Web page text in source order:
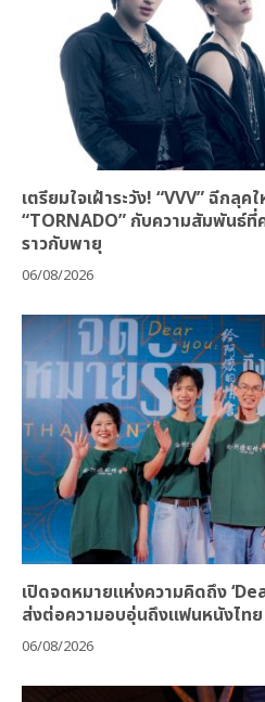
เตรียมใจเฝ้าระวัง! “VVV” ฉีกลุค
“TORNADO” กับความสัมพันธ์ที่
ราวกับพายุ
06/08/2026
เปิดจดหมายแห่งความคิดถึง
ส่งต่อความอบอุ่นถึงแฟนหนังไทย
06/08/2026